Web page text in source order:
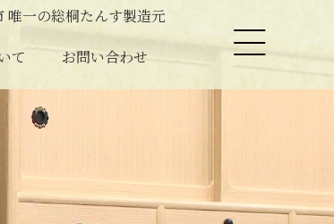
唯一の総桐たんす製造元
て お問い合わせ